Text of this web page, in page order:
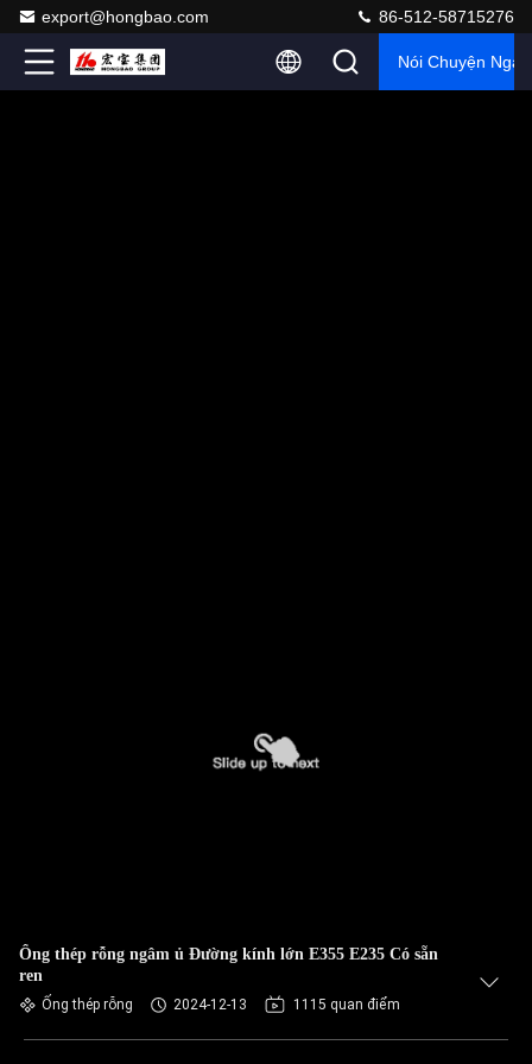
export@hongbao.com 86-512-58715276
Nói Chuyện Ngay.
Ống thép rỗng ngâm ủ Đường kính lớn E355 E235 Có sẵn
ren
Ống thép rỗng 2024-12-13 1115 quan điểm